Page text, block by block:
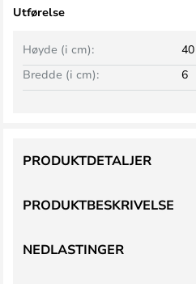
Utførelse
Bredde (i cm): 6
Høyde (i cm): 40
PRODUKTBESKRIVELSE
PRODUKTDETALJER
NEDLASTINGER